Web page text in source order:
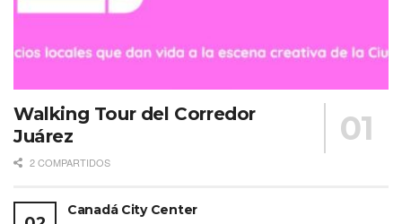
Walking Tour del Corredor
Juárez
2 COMPARTIDOS
Canadá City Center